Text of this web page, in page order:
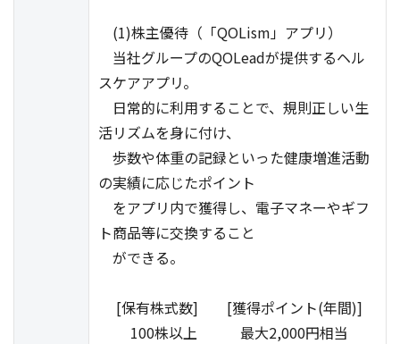
(1)株主優待（「QOLism」アプリ）
当社グループのQOLeadが提供するヘル
スケアアプリ。
日常的に利用することで、規則正しい生
活リズムを身に付け、
歩数や体重の記録といった健康増進活動
の実績に応じたポイント
をアプリ内で獲得し、電子マネーやギフ
ト商品等に交換すること
ができる。
[保有株式数] [獲得ポイント(年間)]
100株以上 最大2,000円相当